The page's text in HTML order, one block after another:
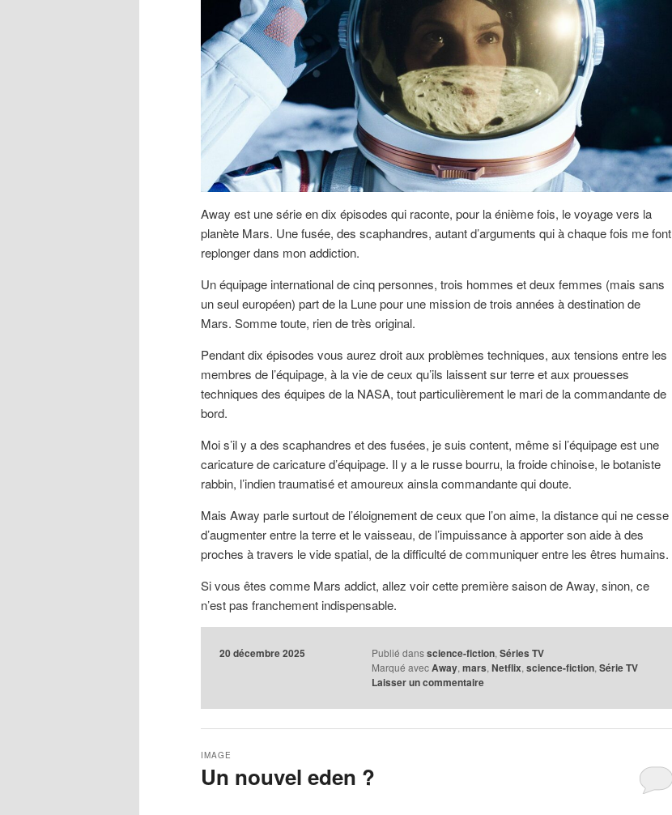
Away est une série en dix épisodes qui raconte, pour la énième fois, le voyage vers la
planète Mars. Une fusée, des scaphandres, autant d’arguments qui à chaque fois me font
replonger dans mon addiction.
Un équipage international de cinq personnes, trois hommes et deux femmes (mais sans
un seul européen) part de la Lune pour une mission de trois années à destination de
Mars. Somme toute, rien de très original.
Pendant dix épisodes vous aurez droit aux problèmes techniques, aux tensions entre les
membres de l’équipage, à la vie de ceux qu’ils laissent sur terre et aux prouesses
techniques des équipes de la NASA, tout particulièrement le mari de la commandante de
bord.
Moi s’il y a des scaphandres et des fusées, je suis content, même si l’équipage est une
caricature de caricature d’équipage. Il y a le russe bourru, la froide chinoise, le botaniste
rabbin, l’indien traumatisé et amoureux ainsla commandante qui doute.
Mais Away parle surtout de l’éloignement de ceux que l’on aime, la distance qui ne cesse
d’augmenter entre la terre et le vaisseau, de l’impuissance à apporter son aide à des
proches à travers le vide spatial, de la difficulté de communiquer entre les êtres humains.
Si vous êtes comme Mars addict, allez voir cette première saison de Away, sinon, ce
n’est pas franchement indispensable.
20 décembre 2025 Publié dans science-fiction,Séries TV
Marqué avec Away,mars,Netflix,science-fiction,Série TV
Laisser un commentaire
Un nouvel eden ?
IMAGE